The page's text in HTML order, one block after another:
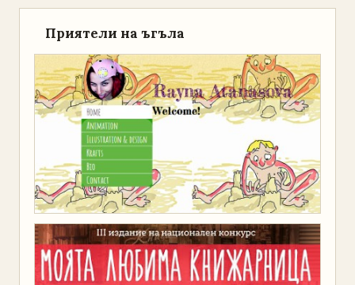
Приятели на ъгъла